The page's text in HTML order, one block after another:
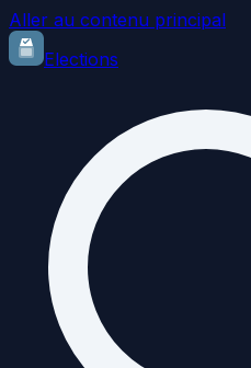
Aller au contenu principal
Elections